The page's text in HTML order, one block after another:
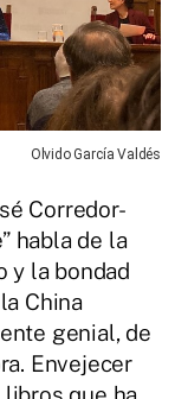
Olvido García Valdés
Corredor-
habla de la
y la bondad
China
genial, de
Envejecer